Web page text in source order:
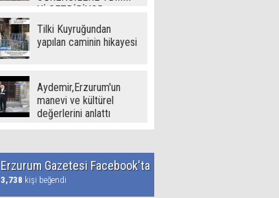
Yİ GEZDİRİYOR
Tilki Kuyruğundan
yapılan caminin hikayesi
Aydemir,Erzurum'un
manevi ve kültürel
değerlerini anlattı
Erzurum Gazetesi Facebook'ta
3,738 kişi beğendi